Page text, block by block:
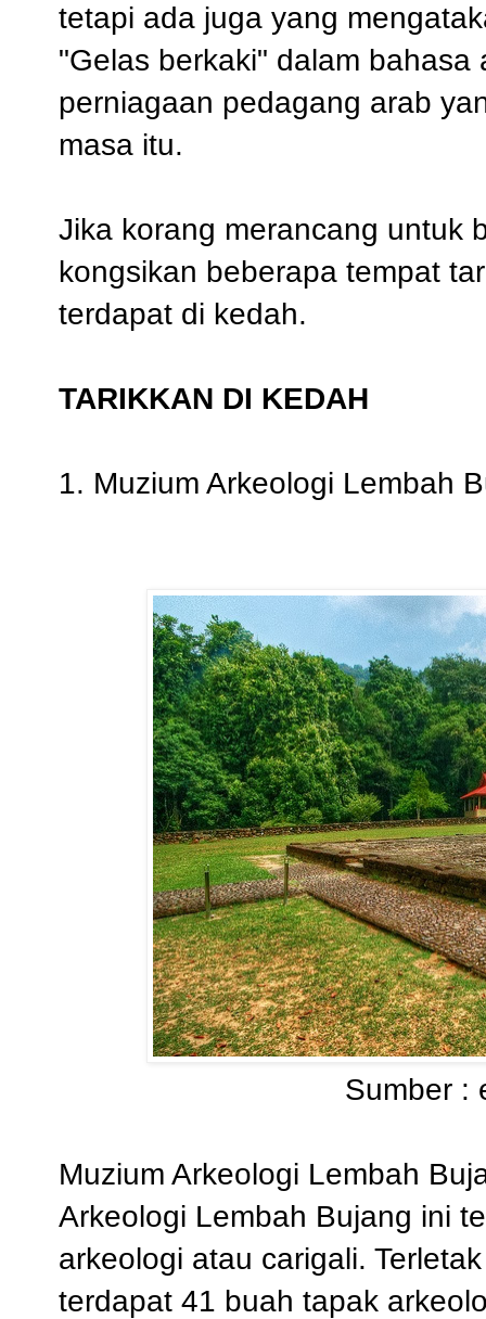
tetapi ada juga yang
"Gelas berkaki" dalam
perniagaan pedagang arab
masa itu.
Jika korang merancang untuk
kongsikan beberapa tempat
terdapat di kedah.
TARIKKAN DI KEDAH
1. Muzium Arkeologi Lembah
Sumber :
Muzium Arkeologi Lembah
Arkeologi Lembah Bujang ini
arkeologi atau carigali.
terdapat 41 buah tapak